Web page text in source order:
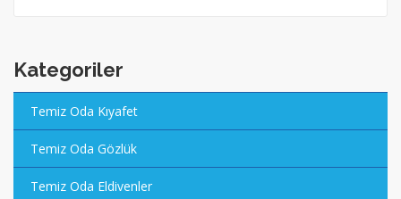
Kategoriler
Temiz Oda Kıyafet
Temiz Oda Gözlük
Temiz Oda Eldivenler